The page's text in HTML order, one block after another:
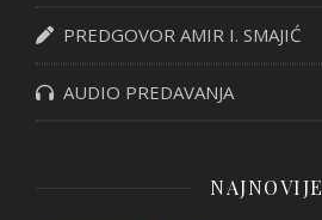
PREDGOVOR AMIR I. SMAJIĆ
AUDIO PREDAVANJA
NAJNOVIJE